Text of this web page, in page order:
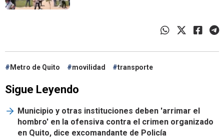
Metro de Quito movilidad transporte
Sigue Leyendo
Municipio y otras instituciones deben 'arrimar el
hombro' en la ofensiva contra el crimen organizado
en Quito, dice excomandante de Policía